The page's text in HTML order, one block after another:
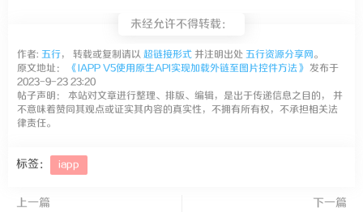
未经允许不得转载：
作者: 五行， 转载或复制请以 超链接形式 并注明出处 五行资源分享网。
原文地址：
《IAPP V5使用原生API实现加载外链至图片控件方法》 发布于
2023-9-23 23:20
帖子声明： 本站对文章进行整理、排版、编辑，是出于传递信息之目的， 并
不意味着赞同其观点或证实其内容的真实性，不拥有所有权，不承担相关法
律责任。
标签： iapp
上一篇
下一篇